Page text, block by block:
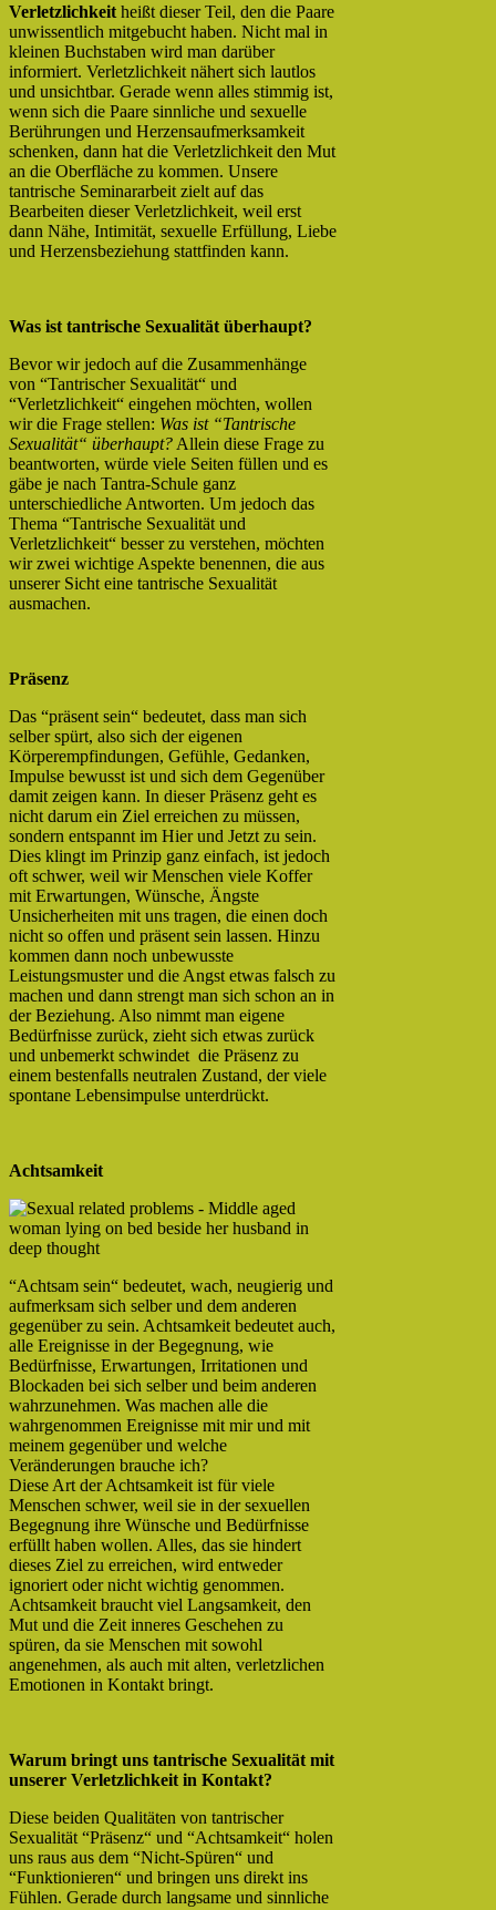
Verletzlichkeit heißt dieser Teil, den die Paare
unwissentlich mitgebucht haben. Nicht mal in
kleinen Buchstaben wird man darüber
informiert. Verletzlichkeit nähert sich lautlos
und unsichtbar. Gerade wenn alles stimmig ist,
wenn sich die Paare sinnliche und sexuelle
Berührungen und Herzensaufmerksamkeit
schenken, dann hat die Verletzlichkeit den Mut
an die Oberfläche zu kommen. Unsere
tantrische Seminararbeit zielt auf das
Bearbeiten dieser Verletzlichkeit, weil erst
dann Nähe, Intimität, sexuelle Erfüllung, Liebe
und Herzensbeziehung stattfinden kann.
Was ist tantrische Sexualität überhaupt?
Bevor wir jedoch auf die Zusammenhänge
von “Tantrischer Sexualität“ und
“Verletzlichkeit“ eingehen möchten, wollen
wir die Frage stellen: Was ist “Tantrische
Sexualität“ überhaupt? Allein diese Frage zu
beantworten, würde viele Seiten füllen und es
gäbe je nach Tantra-Schule ganz
unterschiedliche Antworten. Um jedoch das
Thema “Tantrische Sexualität und
Verletzlichkeit“ besser zu verstehen, möchten
wir zwei wichtige Aspekte benennen, die aus
unserer Sicht eine tantrische Sexualität
ausmachen.
Präsenz
Das “präsent sein“ bedeutet, dass man sich
selber spürt, also sich der eigenen
Körperempfindungen, Gefühle, Gedanken,
Impulse bewusst ist und sich dem Gegenüber
damit zeigen kann. In dieser Präsenz geht es
nicht darum ein Ziel erreichen zu müssen,
sondern entspannt im Hier und Jetzt zu sein.
Dies klingt im Prinzip ganz einfach, ist jedoch
oft schwer, weil wir Menschen viele Koffer
mit Erwartungen, Wünsche, Ängste
Unsicherheiten mit uns tragen, die einen doch
nicht so offen und präsent sein lassen. Hinzu
kommen dann noch unbewusste
Leistungsmuster und die Angst etwas falsch zu
machen und dann strengt man sich schon an in
der Beziehung. Also nimmt man eigene
Bedürfnisse zurück, zieht sich etwas zurück
und unbemerkt schwindet die Präsenz zu
einem bestenfalls neutralen Zustand, der viele
spontane Lebensimpulse unterdrückt.
Achtsamkeit
“Achtsam sein“ bedeutet, wach, neugierig und
aufmerksam sich selber und dem anderen
gegenüber zu sein. Achtsamkeit bedeutet auch,
alle Ereignisse in der Begegnung, wie
Bedürfnisse, Erwartungen, Irritationen und
Blockaden bei sich selber und beim anderen
wahrzunehmen. Was machen alle die
wahrgenommen Ereignisse mit mir und mit
meinem gegenüber und welche
Veränderungen brauche ich?
Diese Art der Achtsamkeit ist für viele
Menschen schwer, weil sie in der sexuellen
Begegnung ihre Wünsche und Bedürfnisse
erfüllt haben wollen. Alles, das sie hindert
dieses Ziel zu erreichen, wird entweder
ignoriert oder nicht wichtig genommen.
Achtsamkeit braucht viel Langsamkeit, den
Mut und die Zeit inneres Geschehen zu
spüren, da sie Menschen mit sowohl
angenehmen, als auch mit alten, verletzlichen
Emotionen in Kontakt bringt.
Warum bringt uns tantrische Sexualität mit
unserer Verletzlichkeit in Kontakt?
Diese beiden Qualitäten von tantrischer
Sexualität “Präsenz“ und “Achtsamkeit“ holen
uns raus aus dem “Nicht-Spüren“ und
“Funktionieren“ und bringen uns direkt ins
Fühlen. Gerade durch langsame und sinnliche